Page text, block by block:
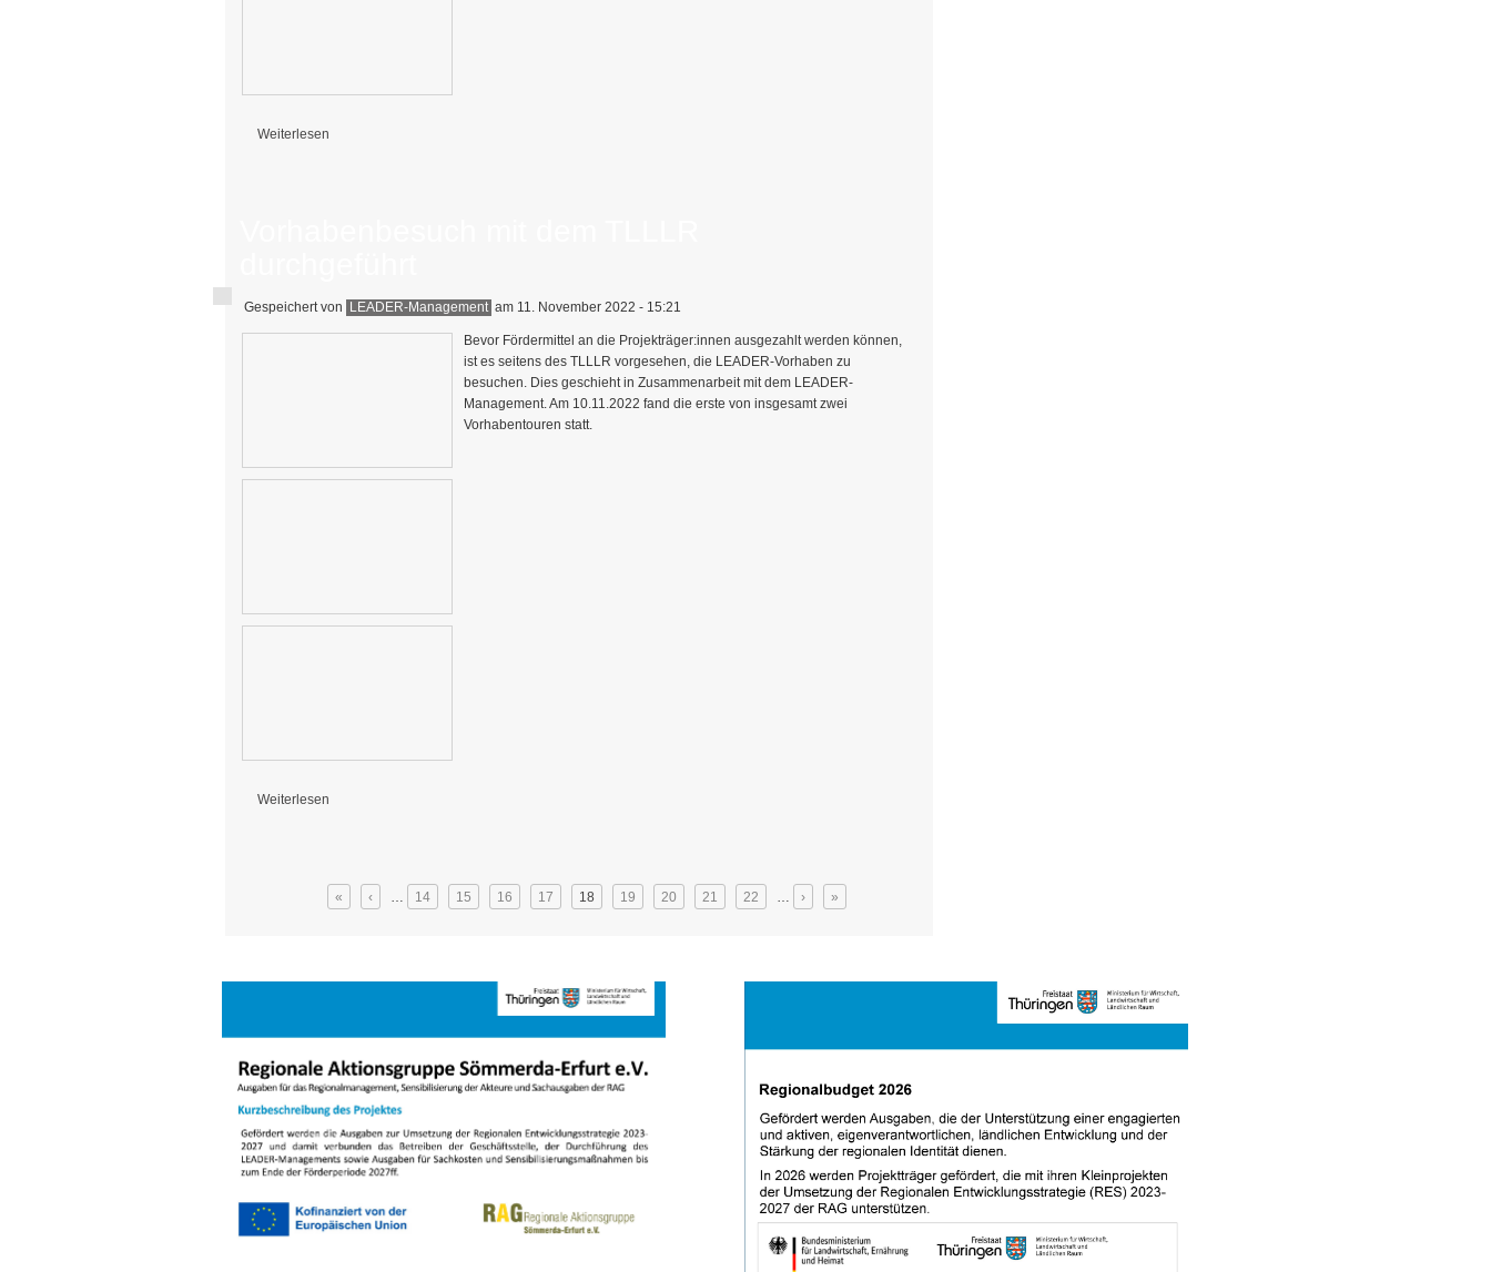
Weiterlesen
Gespeichert von LEADER-Management am 11. November 2022 - 15:21
Bevor Fördermittel an die Projekträger:innen ausgezahlt werden können,
ist es seitens des TLLLR vorgesehen, die LEADER-Vorhaben zu
besuchen. Dies geschieht in Zusammenarbeit mit dem LEADER-
Management. Am 10.11.2022 fand die erste von insgesamt zwei
Vorhabentouren statt.
Weiterlesen
« ‹ … 14 15 16 17 18 19 20 21 22 … › »